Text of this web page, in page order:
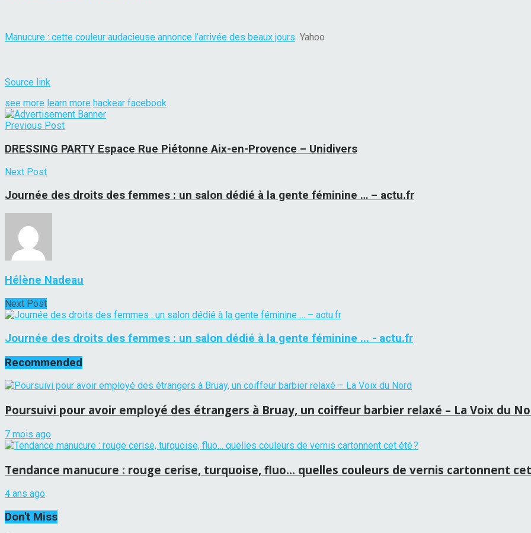
Manucure : cette couleur audacieuse annonce l’arrivée des beaux jours Yahoo
Source link
see more learn more hackear facebook
Previous Post
DRESSING PARTY Espace Rue Piétonne Aix-en-Provence – Unidivers
Next Post
Journée des droits des femmes : un salon dédié à la gente féminine … – actu.fr
Hélène Nadeau
Next Post
Journée des droits des femmes : un salon dédié à la gente féminine ... - actu.fr
Recommended
Poursuivi pour avoir employé des étrangers à Bruay, un coiffeur barbier relaxé – La Voix du
7 mois ago
Tendance manucure : rouge cerise, turquoise, fluo… quelles couleurs de vernis cartonnent
4 ans ago
Don't Miss